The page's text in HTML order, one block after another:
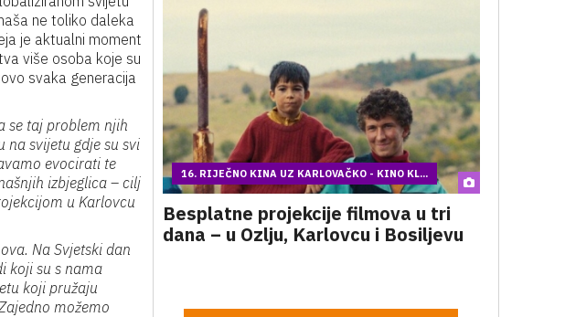
ne toliko daleka
je aktualni moment
više osoba koje su
svaka generacija
se taj problem njih
na svijetu gdje su svi
evocirati te
izbjeglica – cilj
u Karlovcu
Na Svjetski dan
koji su s nama
koji pružaju
možemo
16. RIJEČNO KINA UZ KARLOVAČKO - KINO KL...
Besplatne projekcije filmova u tri
dana – u Ozlju, Karlovcu i Bosiljevu